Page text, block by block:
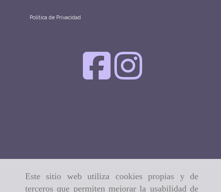
Este sitio web utiliza cookies propias y de
terceros que permiten mejorar la usabilidad de
Política de Privacidad